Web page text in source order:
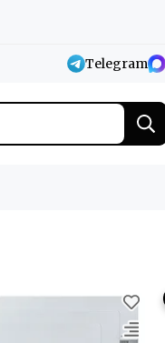
Telegram